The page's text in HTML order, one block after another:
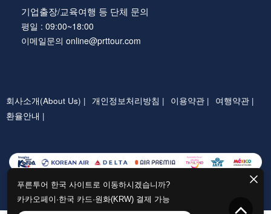
푸른투어 한국 사이트로 이동하시겠습니까?
카카오페이·한국 카드·원화(KRW) 결제 가능
기업출장/교육여행 등 단체 문의
평일 : 09:00~18:00
이메일문의 online@prttour.com
회사소개(About Us) | 개인정보처리방침 | 이용약관 |
여행약관 |
환율안내 |